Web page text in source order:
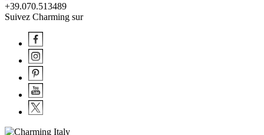
+39.070.513489
Suivez Charming sur